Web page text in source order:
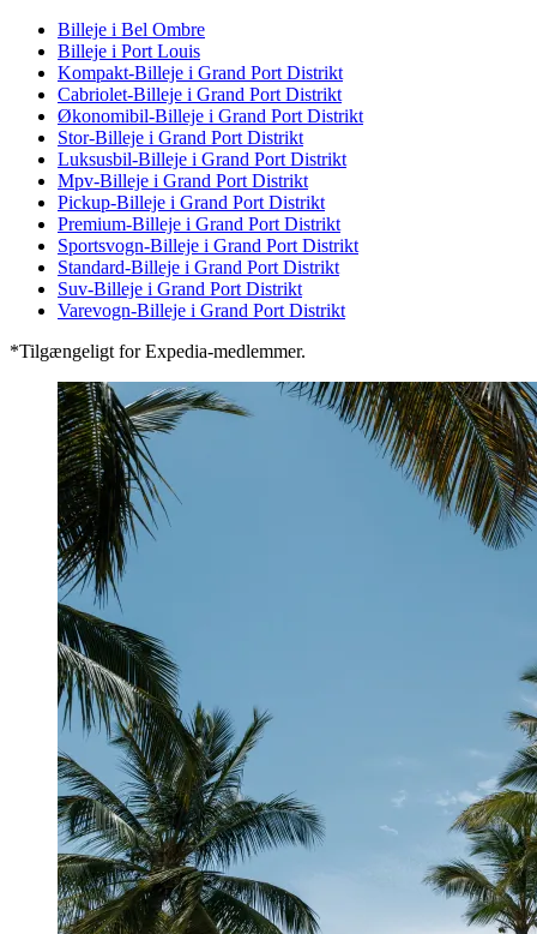
Billeje i Bel Ombre
Billeje i Port Louis
Kompakt-Billeje i Grand Port Distrikt
Cabriolet-Billeje i Grand Port Distrikt
Økonomibil-Billeje i Grand Port Distrikt
Stor-Billeje i Grand Port Distrikt
Luksusbil-Billeje i Grand Port Distrikt
Mpv-Billeje i Grand Port Distrikt
Pickup-Billeje i Grand Port Distrikt
Premium-Billeje i Grand Port Distrikt
Sportsvogn-Billeje i Grand Port Distrikt
Standard-Billeje i Grand Port Distrikt
Suv-Billeje i Grand Port Distrikt
Varevogn-Billeje i Grand Port Distrikt
*Tilgængeligt for Expedia-medlemmer.